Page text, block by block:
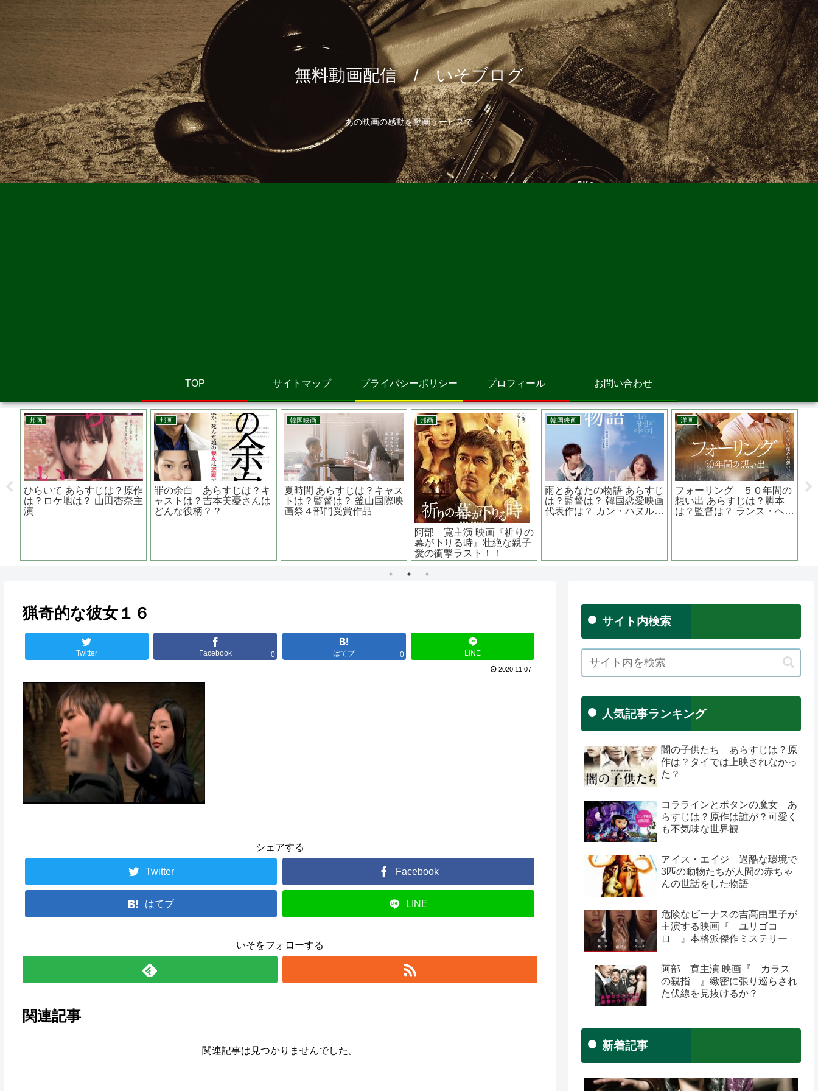
無料動画配信 / いそブログ
あの映画の感動を動画サービスで
TOP サイトマップ プライバシーポリシー プロフィール お問い合わせ
ーリング ５０年間の
出 あらすじは？脚本
督は？ ランス・ヘン
洋画
クライモリ あらすじは？監
督は？シリーズもの？ シャ
ルロッテ・ベガ主演
邦画
痛くない死に方~在宅医と
患者と家族の物語~あらす
じは？原作は？監督 高橋
シンクロニック あらすじ
は？原作は？主演は？ドラ
ッグでタイムトラベル
邦画
恋する寄生虫 あらすじは？
原作は？ロケ地は？ 林遣
都、小松菜奈主演
邦画
先生を消す方程式の田中圭
主演『びったれ!!!（劇場
版）』伝説の極道が庶民の
邦画
ちょっと思
らすじは？
関連作品
猟奇的な彼女１６
Twitter Facebook 0 はてブ 0 LINE
2020.11.07
シェアする
Twitter Facebook
はてブ LINE
いそをフォローする
関連記事
関連記事は見つかりませんでした。
サイト内検索
人気記事ランキング
闇の子供たち あらすじは？原
作は？タイでは上映されなかっ
た？
コララインとボタンの魔女 あ
らすじは？原作は誰が？可愛く
も不気味な世界観
アイス・エイジ 過酷な環境で
3匹の動物たちが人間の赤ちゃ
んの世話をした物語
危険なビーナスの吉高由里子が
主演する映画『 ユリゴコ
ロ 』本格派傑作ミステリー
阿部 寛主演 映画『 カラス
の親指 』緻密に張り巡らされ
た伏線を見抜けるか？
新着記事